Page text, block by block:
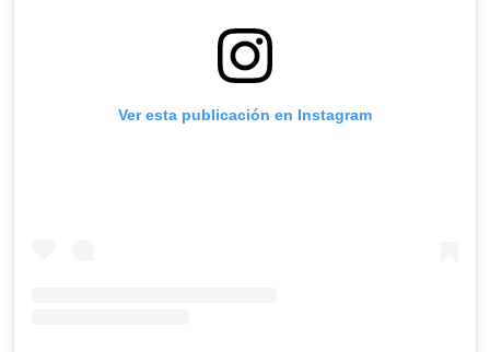
Ver esta publicación en Instagram